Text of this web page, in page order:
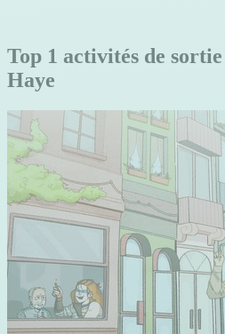
Top 1 activités de
Haye